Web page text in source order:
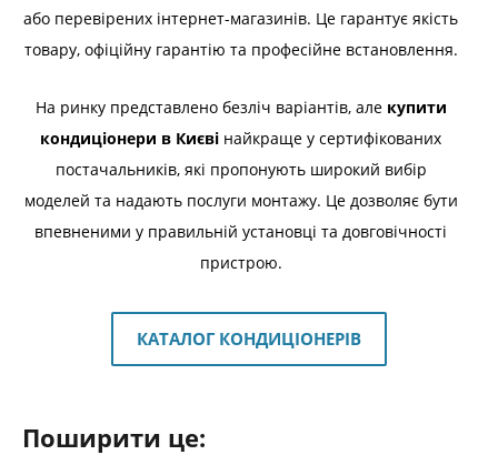
або перевірених інтернет-магазинів. Це гарантує якість
товару, офіційну гарантію та професійне встановлення.
На ринку представлено безліч варіантів, але купити
кондиціонери в Києві найкраще у сертифікованих
постачальників, які пропонують широкий вибір
моделей та надають послуги монтажу. Це дозволяє бути
впевненими у правильній установці та довговічності
пристрою.
КАТАЛОГ КОНДИЦІОНЕРІВ
Поширити це: